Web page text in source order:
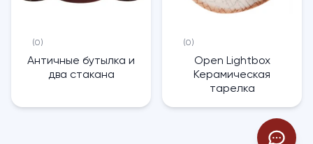
(0)
Античные бутылка и
два стакана
(0)
Open Lightbox
Керамическая
тарелка